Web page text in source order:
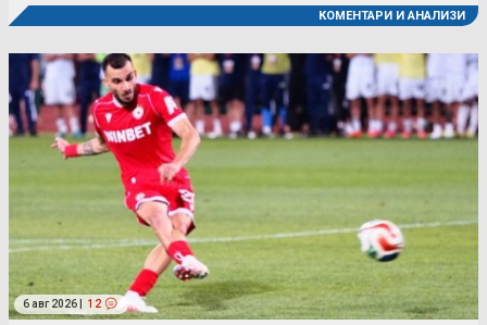
КОМЕНТАРИ И АНАЛИЗИ
6 авг 2026 | 12